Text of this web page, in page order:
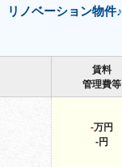
ノベーション物件♪
賃料
管理費等
-万円
-円